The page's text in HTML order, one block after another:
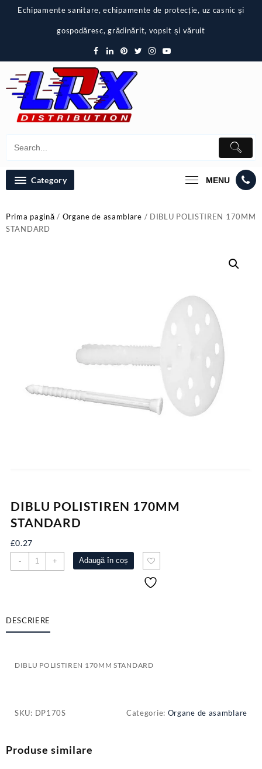
Echipamente sanitare, echipamente de protecție, uz casnic și
gospodăresc, grădinărit, vopsit și văruit
Category MENU
Prima pagină/ Organe de asamblare / DIBLU POLISTIREN 170MM
STANDARD
DIBLU POLISTIREN 170MM
STANDARD
£0.27
-
Cantitate
DIBLU
+ Adaugă în coș
DESCRIERE
DIBLU POLISTIREN 170MM STANDARD
SKU: DP170S Categorie: Organe de asamblare
Produse similare